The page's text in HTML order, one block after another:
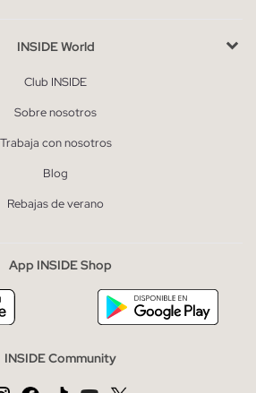
INSIDE World
Club INSIDE
Sobre nosotros
Trabaja con nosotros
Blog
Rebajas de verano
App INSIDE Shop
INSIDE Community